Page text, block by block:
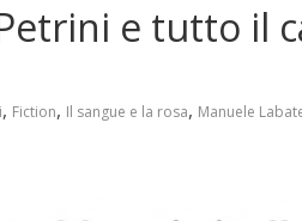
e tutto il
, Fiction, Il sangue e la rosa, Manuele